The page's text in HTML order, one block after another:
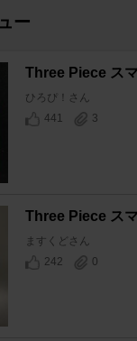
ー
Three Piece ス
ひろぴ！さん
441
3
Three Piece ス
ますくどさん
242
0